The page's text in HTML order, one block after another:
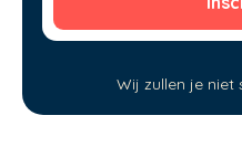
Wij zullen je niet